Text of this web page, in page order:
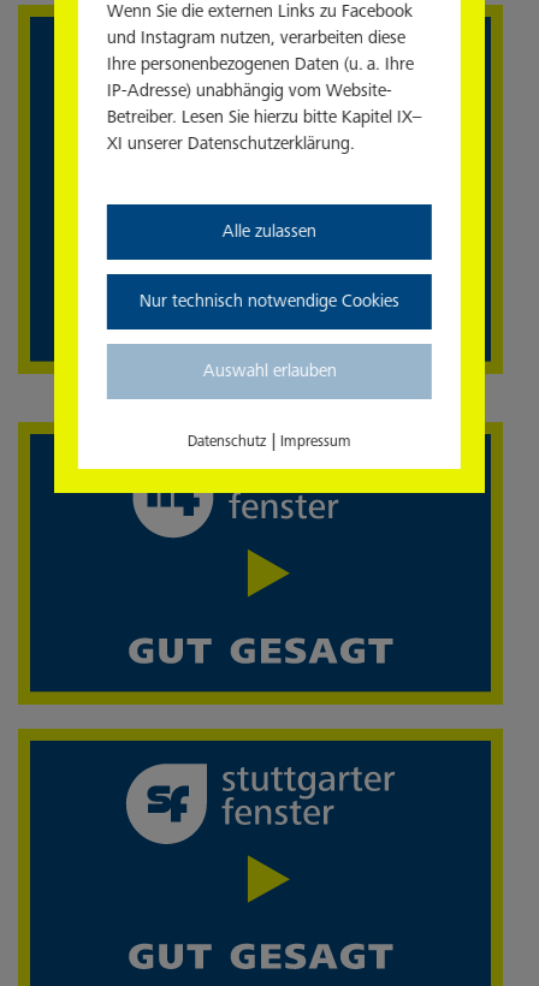
Wenn Sie die externen Links zu Facebook
und Instagram nutzen, verarbeiten diese
Ihre personenbezogenen Daten (u. a. Ihre
IP-Adresse) unabhängig vom Website-
Betreiber. Lesen Sie hierzu bitte Kapitel IX–
XI unserer Datenschutzerklärung.
Alle zulassen
Nur technisch notwendige Cookies
Auswahl erlauben
Datenschutz | Impressum